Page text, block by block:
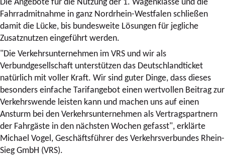
Fahrradmitnahme in ganz Nordrhein-Westfalen schließen
damit die Lücke, bis bundesweite Lösungen für jegliche
Zusatznutzen eingeführt werden.
"Die Verkehrsunternehmen im VRS und wir als
Verbundgesellschaft unterstützen das Deutschlandticket
natürlich mit voller Kraft. Wir sind guter Dinge, dass dieses
besonders einfache Tarifangebot einen wertvollen Beitrag zur
Verkehrswende leisten kann und machen uns auf einen
Ansturm bei den Verkehrsunternehmen als Vertragspartnern
der Fahrgäste in den nächsten Wochen gefasst", erklärte
Michael Vogel, Geschäftsführer des Verkehrsverbundes Rhein-
Sieg GmbH (VRS).